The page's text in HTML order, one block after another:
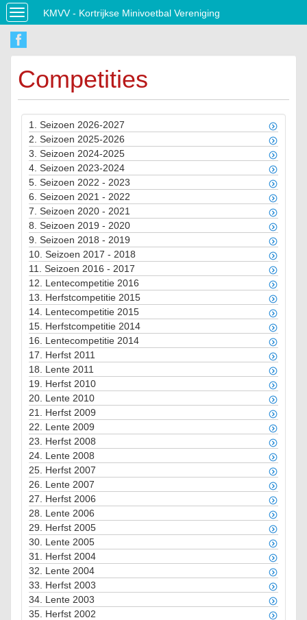
Toggle
navigation
KMVV - Kortrijkse Minivoetbal Vereniging
Competities
1. Seizoen 2026-2027
2. Seizoen 2025-2026
3. Seizoen 2024-2025
4. Seizoen 2023-2024
5. Seizoen 2022 - 2023
6. Seizoen 2021 - 2022
7. Seizoen 2020 - 2021
8. Seizoen 2019 - 2020
9. Seizoen 2018 - 2019
10. Seizoen 2017 - 2018
11. Seizoen 2016 - 2017
12. Lentecompetitie 2016
13. Herfstcompetitie 2015
14. Lentecompetitie 2015
15. Herfstcompetitie 2014
16. Lentecompetitie 2014
17. Herfst 2011
18. Lente 2011
19. Herfst 2010
20. Lente 2010
21. Herfst 2009
22. Lente 2009
23. Herfst 2008
24. Lente 2008
25. Herfst 2007
26. Lente 2007
27. Herfst 2006
28. Lente 2006
29. Herfst 2005
30. Lente 2005
31. Herfst 2004
32. Lente 2004
33. Herfst 2003
34. Lente 2003
35. Herfst 2002